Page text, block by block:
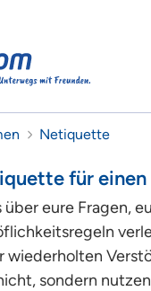
Netiquette
für
über eure Fragen,
wiederholten
sondern